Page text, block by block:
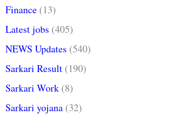
Finance (13)
Latest jobs (405)
NEWS Updates (540)
Sarkari Result (190)
Sarkari Work (8)
Sarkari yojana (32)